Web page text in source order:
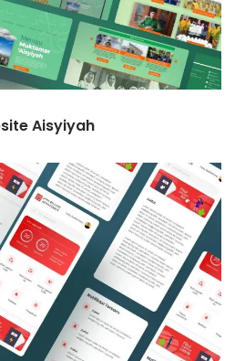
Aisyiyah